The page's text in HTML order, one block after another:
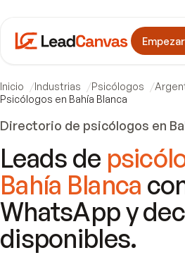
Inicio Industrias Psicólogos
Psicólogos en Bahía Blanca
Directorio de psicólogos en
Leads de
Bahía Blanca
WhatsApp y
disponibles.